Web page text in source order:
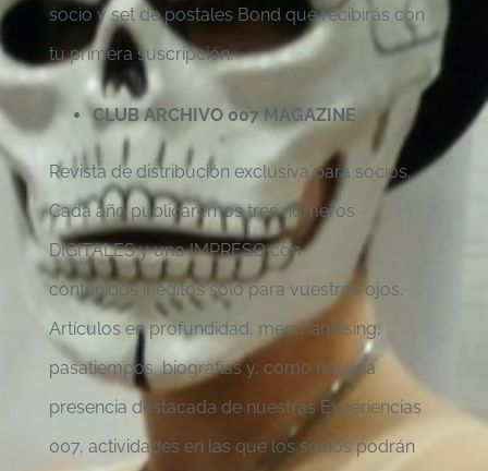
socio y set de postales Bond que recibirás con
tu primera suscripción.
CLUB ARCHIVO 007 MAGAZINE
Revista de distribución exclusiva para socios.
Cada año publicaremos tres números
DIGITALES y uno IMPRESO con
contenidos inéditos sólo para vuestros ojos.
Artículos en profundidad, merchandising,
pasatiempos, biografías y, como no, una
presencia destacada de nuestras Experiencias
007, actividades en las que los socios podrán